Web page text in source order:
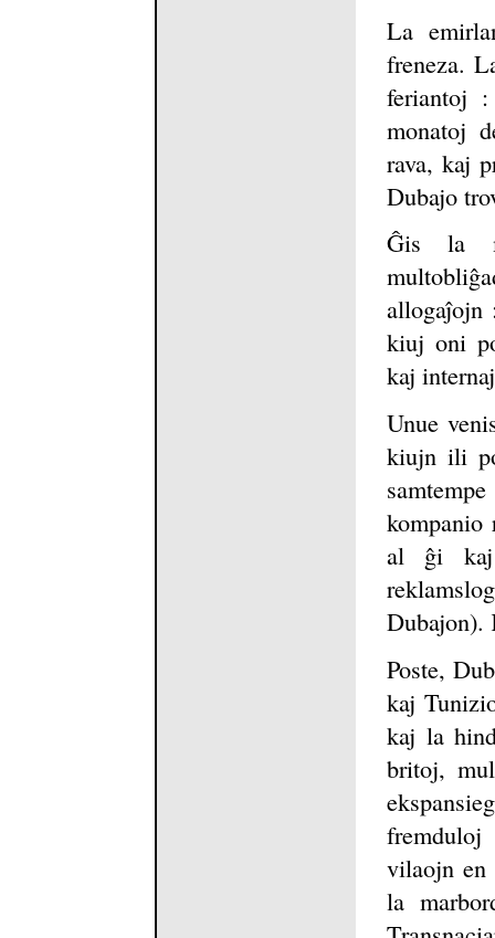
La
freneza.
feriantoj
monatoj
rava, kaj
Dubajo
Ĝis la
allogaĵojn
kiuj oni
kaj
Unue
kiujn ili
kompanio
al ĝi kaj
Dubajon).
Poste,
kaj
kaj la
britoj,
fremduloj
vilaojn en
la